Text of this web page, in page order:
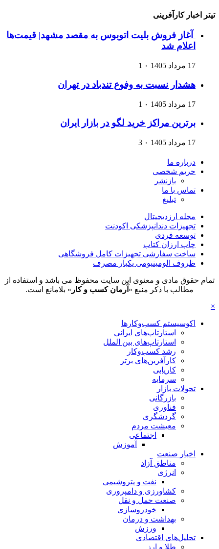
تیتر اخبار کارآفرینی
آغاز فروش بلیت اتوبوس به مقصد مشهد| قیمت‌ها
اعلام شد
17 مرداد 1405 ۰ 1
هشدار نسبت به وفوع تندباد در تهران
17 مرداد 1405 ۰ 1
برترین مراکز خرید لگو در بازار ایران
17 مرداد 1405 ۰ 3
درباره ما
حریم شخصی
بازنشر
تماس با ما
تبلیغ
مجله ارزدیجیتال
تجهیزات دندانپزشکی اکودنت
توسعه فردی
چاپ ارزان کتاب
ساخت سفارشی تجهیزات کامل فروشگاهی
ظروف الومینیومی یکبار مصرف
تمام حقوق مادی و معنوی این سایت محفوظ می باشد و استفاده از
مطالب با ذکر منبع « آرمان کسب و کار » بلامانع است.
×
اکوسیستم کسب‌وکارها
استارتاپ‌های ایرانی
استارتاپ‌های بین الملل
رشد کسب‌وکار
کارآفرین‌های برتر
کاریابی
سرمایه
تحولات بازار
بازرگانی
فناوری
گردشگری
معیشت مردم
اجتماعی
آموزش
اخبار صنعت
مناطق آزاد
انرژی
نفت و پتروشیمی
کشاورزی و دامپروری
صنعت حمل و نقل
خودروسازی
بهداشت و درمان
ورزش
تحلیل‌های اقتصادی
طلا و ارز